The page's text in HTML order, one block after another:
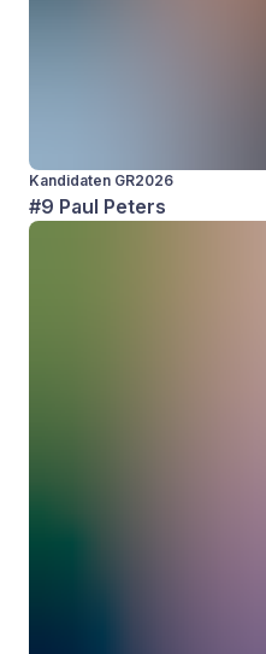
Kandidaten GR2026
#9 Paul Peters